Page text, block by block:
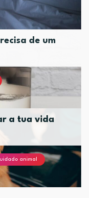
de um
a tua vida
animal